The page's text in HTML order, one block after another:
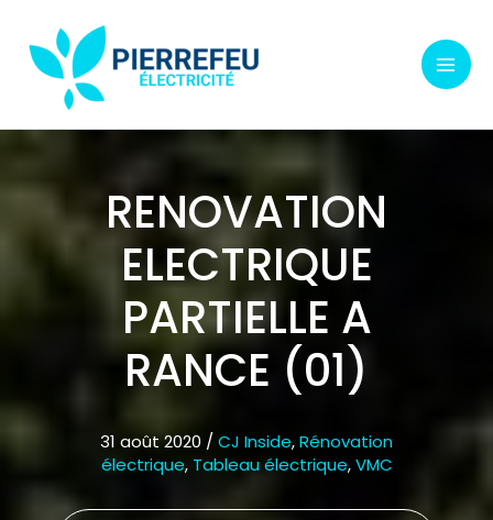
contenu
RENOVATION
ELECTRIQUE
PARTIELLE A
RANCE (01)
31 août 2020 / CJ Inside,Rénovation
électrique, Tableau électrique,VMC